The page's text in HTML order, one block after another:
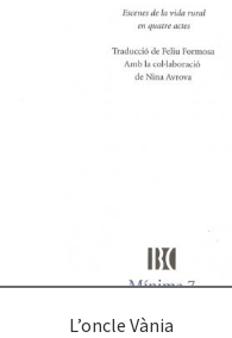
L’oncle Vània